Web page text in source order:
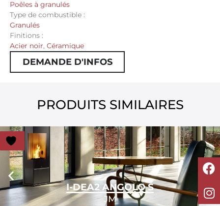
Poêles à granulés
Type de combustible :
Granulés
Finitions :
Acier noir, Céramique
DEMANDE D'INFOS
PRODUITS SIMILAIRES
I-DEA2 ANGOLO S
JM